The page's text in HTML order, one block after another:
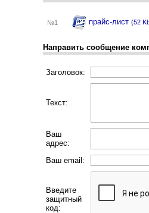
№1 прайс-лист (52
Направить сообщение
Заголовок:
Текст:
Ваш
адрес:
Ваш email:
Введите
защитный
код: